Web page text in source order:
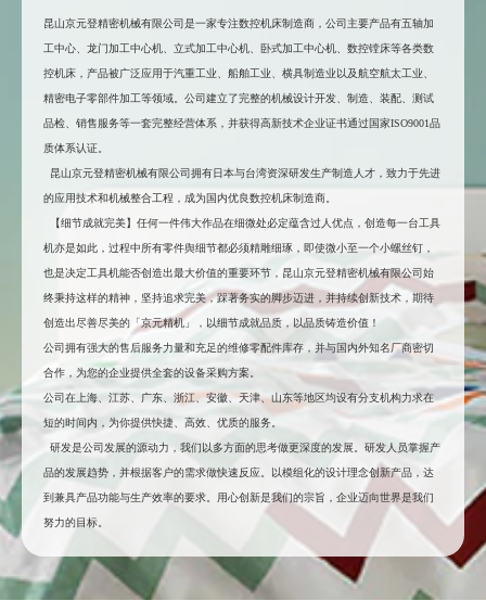
昆山京元登精密机械有限公司是一家专注数控机床制造商，公司主要产品有五轴加
工中心、龙门加工中心机、立式加工中心机、卧式加工中心机、数控镗床等各类数
控机床，产品被广泛应用于汽重工业、船舶工业、横具制造业以及航空航太工业、
精密电子零部件加工等领域。公司建立了完整的机械设计开发、制造、装配、测试
品检、销售服务等一套完整经营体系，并获得高新技术企业证书通过国家ISO9001品
质体系认证。
昆山京元登精密机械有限公司拥有日本与台湾资深研发生产制造人才，致力于先进
的应用技术和机械整合工程，成为国内优良数控机床制造商。
【细节成就完美】任何一件伟大作品在细微处必定蕴含过人优点，创造每一台工具
机亦是如此，过程中所有零件舆细节都必须精雕细琢，即使微小至一个小螺丝钉，
也是决定工具机能否创造出最大价值的重要环节，昆山京元登精密机械有限公司始
终秉持这样的精神，坚持追求完美，踩著务实的脚步迈进，并持续创新技术，期待
创造出尽善尽美的「京元精机」，以细节成就品质，以品质铸造价值！
公司拥有强大的售后服务力量和充足的维修零配件库存，并与国内外知名厂商密切
合作，为您的企业提供全套的设备采购方案。
公司在上海、江苏、广东、浙江、安徽、天津、山东等地区均设有分支机构力求在
短的时间内，为你提供快捷、高效、优质的服务。
研发是公司发展的源动力，我们以多方面的思考做更深度的发展。研发人员掌握产
品的发展趋势，并根据客户的需求做快速反应。以模组化的设计理念创新产品，达
到兼具产品功能与生产效率的要求。用心创新是我们的宗旨，企业迈向世界是我们
努力的目标。